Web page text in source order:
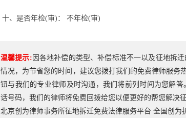
十、是否年检(审)： 不年检(审)
温馨提示: 因各地补偿的类型、补偿标准不一以及征地拆
情况，为节省您的时间，建议您拨打我们的免费律师服务
钮与我们的专业律师及时沟通，我们将前列时间为您解答
话号码，我们的律师将免费回拨给您以便更好的帮您解决征
北京创为律师事务所征地拆迁免费法律服务平台 全国创为